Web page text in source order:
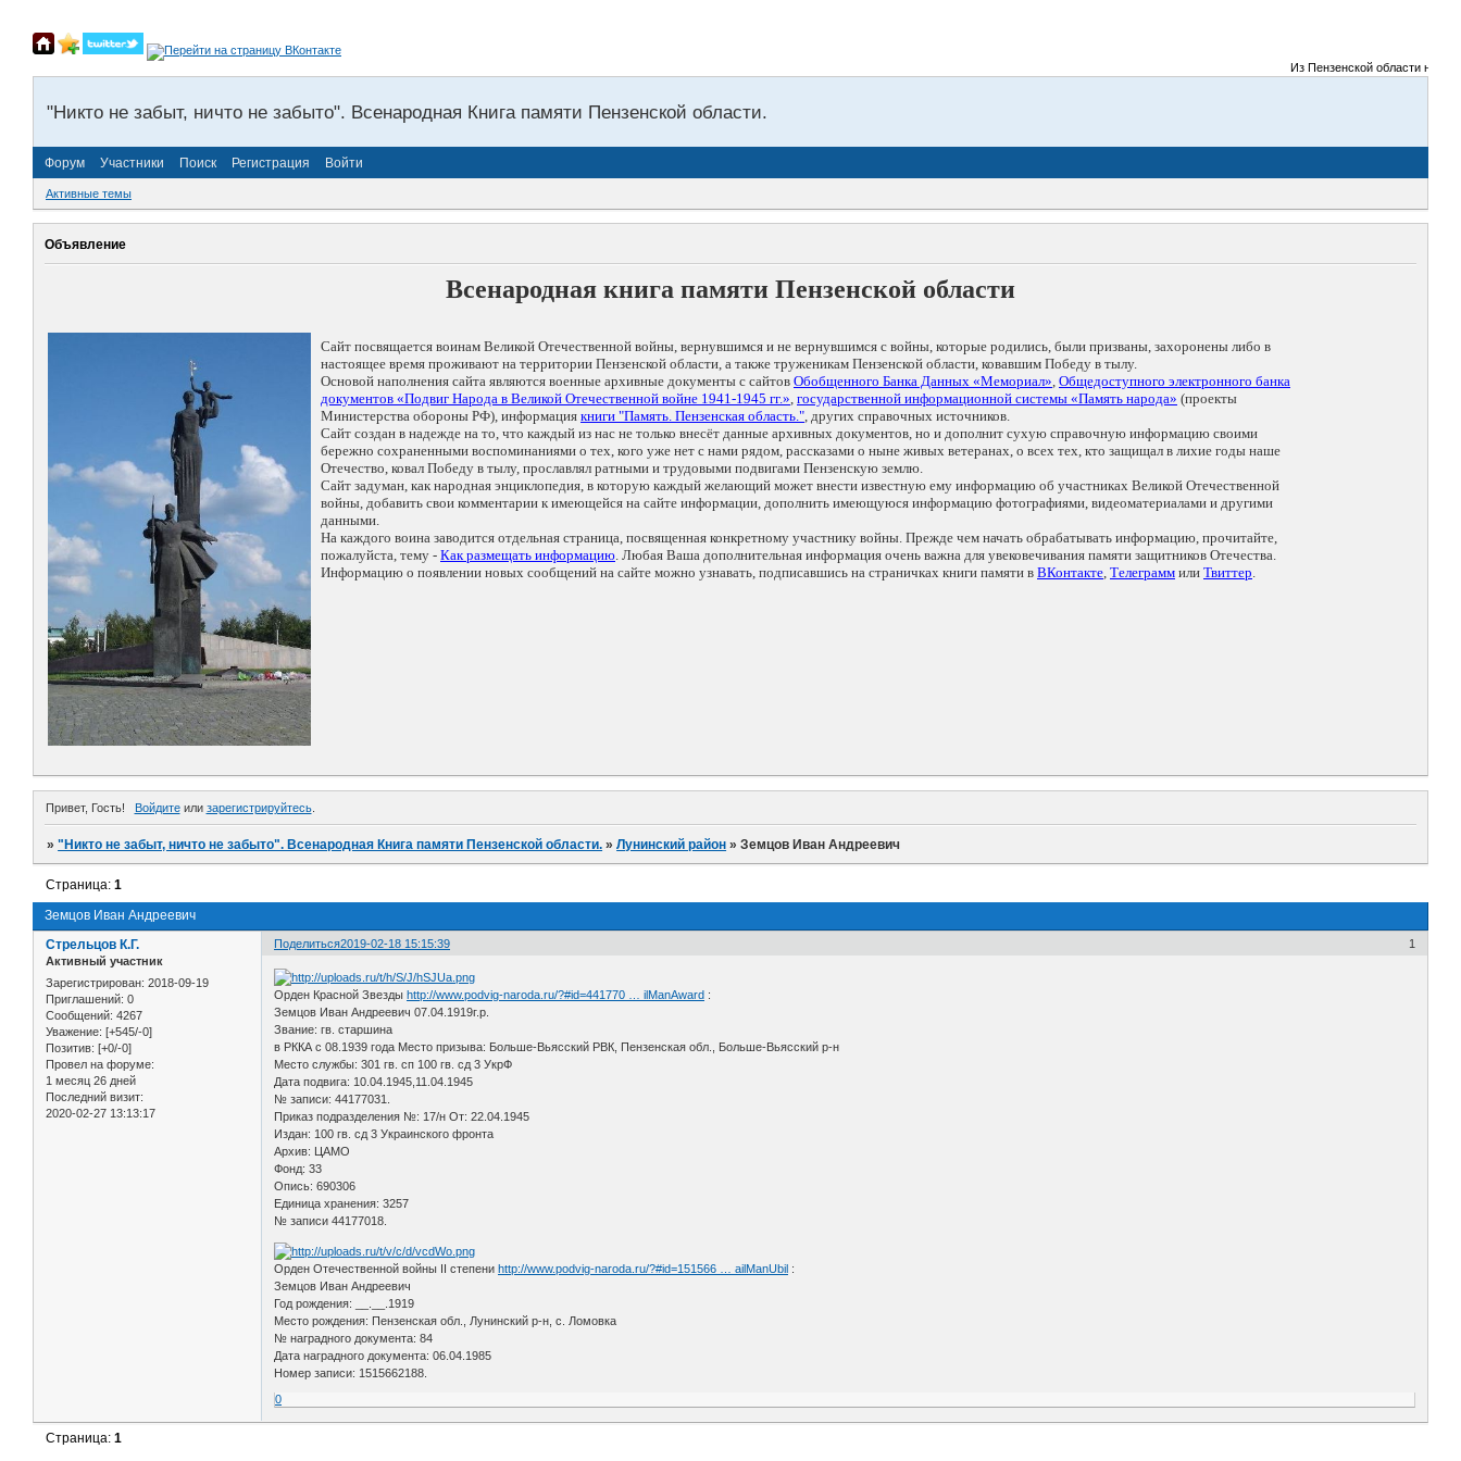
Из Пензенской области на
"Никто не забыт, ничто не забыто". Всенародная Книга памяти Пензенской области.
Форум Участники Поиск Регистрация Войти
Активные темы
Объявление
Всенародная книга памяти Пензенской области
Сайт посвящается воинам Великой Отечественной войны, вернувшимся и не вернувшимся с войны, которые родились, были призваны, захоронены либо в
настоящее время проживают на территории Пензенской области, а также труженикам Пензенской области, ковавшим Победу в тылу.
Основой наполнения сайта являются военные архивные документы с сайтов Обобщенного Банка Данных «Мемориал», Общедоступного электронного банка
документов «Подвиг Народа в Великой Отечественной войне 1941-1945 гг.», государственной информационной системы «Память народа» (проекты
Министерства обороны РФ), информация книги "Память. Пензенская область.", других справочных источников.
Сайт создан в надежде на то, что каждый из нас не только внесёт данные архивных документов, но и дополнит сухую справочную информацию своими
бережно сохраненными воспоминаниями о тех, кого уже нет с нами рядом, рассказами о ныне живых ветеранах, о всех тех, кто защищал в лихие годы наше
Отечество, ковал Победу в тылу, прославлял ратными и трудовыми подвигами Пензенскую землю.
Сайт задуман, как народная энциклопедия, в которую каждый желающий может внести известную ему информацию об участниках Великой Отечественной
войны, добавить свои комментарии к имеющейся на сайте информации, дополнить имеющуюся информацию фотографиями, видеоматериалами и другими
данными.
На каждого воина заводится отдельная страница, посвященная конкретному участнику войны. Прежде чем начать обрабатывать информацию, прочитайте,
пожалуйста, тему - Как размещать информацию. Любая Ваша дополнительная информация очень важна для увековечивания памяти защитников Отечества.
Информацию о появлении новых сообщений на сайте можно узнавать, подписавшись на страничках книги памяти в ВКонтакте, Телеграмм или Твиттер.
Привет, Гость! Войдитеили зарегистрируйтесь.
»"Никто не забыт, ничто не забыто". Всенародная Книга памяти Пензенской области. »Лунинский район »Земцов Иван Андреевич
Земцов Иван Андреевич
Страница:1
Поделиться 1
2019-02-18 15:15:39
Стрельцов К.Г.
Активный участник
Зарегистрирован: 2018-09-19
Приглашений: 0
Сообщений: 4267
Уважение: [+545/-0]
Позитив: [+0/-0]
Провел на форуме:
1 месяц 26 дней
Последний визит:
2020-02-27 13:13:17
Орден Красной Звездыhttp://www.podvig-naroda.ru/?#id=441770 … ilManAward :
Земцов Иван Андреевич 07.04.1919г.р.
Звание: гв. старшина
в РККА с 08.1939 года Место призыва: Больше-Вьясский РВК, Пензенская обл., Больше-Вьясский р-н
Место службы: 301 гв. сп 100 гв. сд 3 УкрФ
Дата подвига: 10.04.1945,11.04.1945
№ записи: 44177031.
Приказ подразделения №: 17/н От: 22.04.1945
Издан: 100 гв. сд 3 Украинского фронта
Архив: ЦАМО
Фонд: 33
Опись: 690306
Единица хранения: 3257
№ записи 44177018.
Орден Отечественной войны II степениhttp://www.podvig-naroda.ru/?#id=151566 … ailManUbil :
Земцов Иван Андреевич
Год рождения: __.__.1919
Место рождения: Пензенская обл., Лунинский р-н, с. Ломовка
№ наградного документа: 84
Дата наградного документа: 06.04.1985
Номер записи: 1515662188.
0
Страница:1